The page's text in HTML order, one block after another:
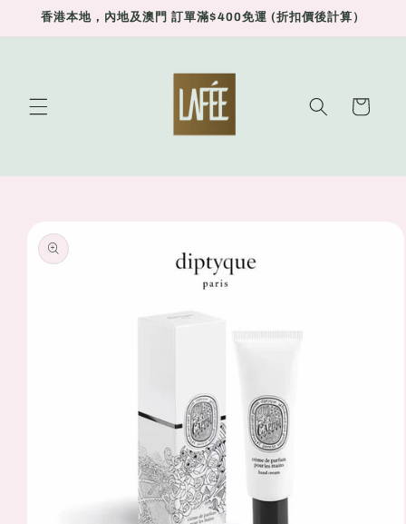
Skip to
香港本地，內地及澳門 訂單滿$400免運 (折扣價後計算）
Cart
product
information